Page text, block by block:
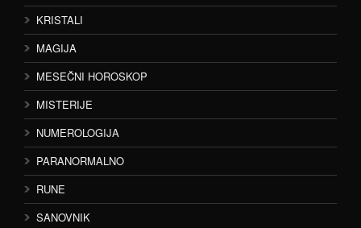
KRISTALI
MAGIJA
MESEČNI HOROSKOP
MISTERIJE
NUMEROLOGIJA
PARANORMALNO
RUNE
SANOVNIK